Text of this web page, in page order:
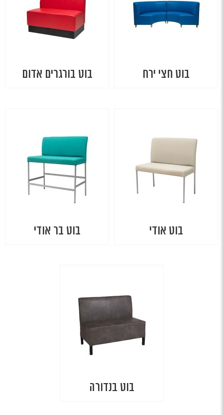
בוט חצי ירח בוט בורגרים אדום
בוט אודי בוט בר אודי
בוט בנדורה